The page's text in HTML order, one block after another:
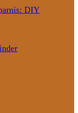
DIY